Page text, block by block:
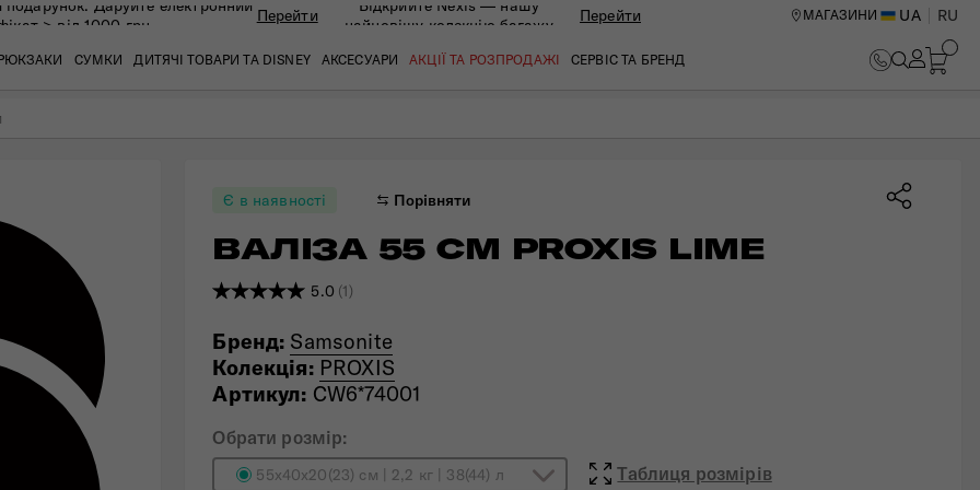
подарунок. Даруйте eлектронний
> від 1000 грн
Перейти
Відкрийте Nexis — нашу
найновішу колекцію багажу
Перейти МАГАЗИНИ UA RU
СУМКИ ДИТЯЧІ ТОВАРИ ТА DISNEY АКСЕСУАРИ АКЦІЇ ТА РОЗПРОДАЖІ СЕРВІС ТА БРЕНД
Є в наявності Порівняти
ВАЛІЗА 55 СМ PROXIS LIME
5.0 (1)
Бренд: Samsonite
Колекція: PROXIS
Артикул: CW6*74001
Обрати розмір:
55x40x20(23) см | 2,2 кг | 38(44) л Таблиця розмірів